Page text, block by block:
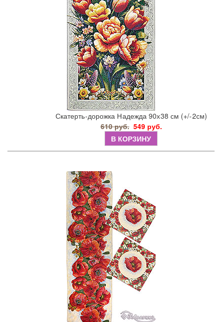
Скатерть-дорожка Надежда 90х38 см (+/-2см)
610 руб. 549 руб.
В КОРЗИНУ